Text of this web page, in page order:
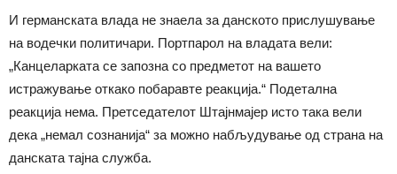
И германската влада не знаела за данското прислушување
на водечки политичари. Портпарол на владата вели:
„Канцеларката се запозна со предметот на вашето
истражување откако побаравте реакција.“ Подетална
реакција нема. Претседателот Штајнмајер исто така вели
дека „немал сознанија“ за можно набљудување од страна на
данската тајна служба.